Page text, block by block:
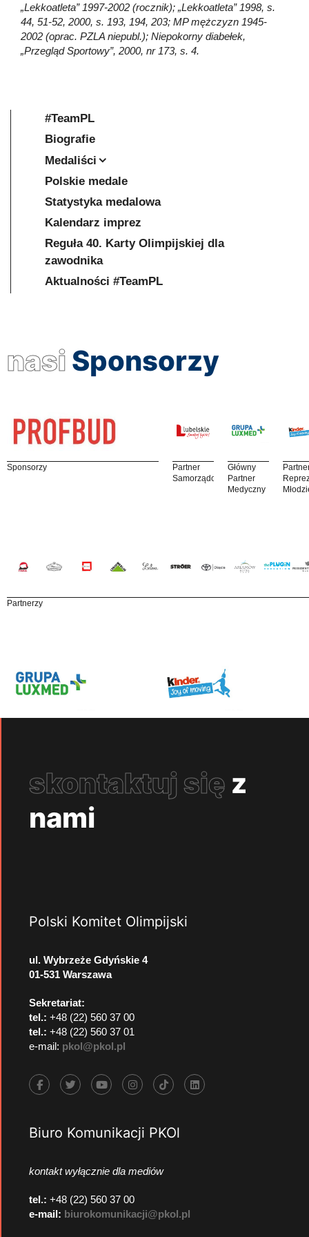
„Lekkoatleta” 1997-2002 (rocznik); „Lekkoatleta” 1998, s.
44, 51-52, 2000, s. 193, 194, 203; MP mężczyzn 1945-
2002 (oprac. PZLA niepubl.); Niepokorny diabełek,
„Przegląd Sportowy”, 2000, nr 173, s. 4.
#TeamPL
Biografie
Medaliści
Polskie medale
Statystyka medalowa
Kalendarz imprez
Reguła 40. Karty Olimpijskiej dla
zawodnika
Aktualności #TeamPL
nasi Sponsorzy
Sponsorzy
Partner
Samorządowy
Główny
Partner
Medyczny
Partnerzy
skontaktuj się z
nami
Polski Komitet Olimpijski
ul. Wybrzeże Gdyńskie 4
01-531 Warszawa
Sekretariat:
tel.: +48 (22) 560 37 00
tel.: +48 (22) 560 37 01
e-mail: pkol@pkol.pl
Biuro Komunikacji PKOl
kontakt wyłącznie dla mediów
tel.: +48 (22) 560 37 00
e-mail: biurokomunikacji@pkol.pl